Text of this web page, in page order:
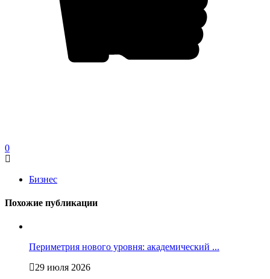
0
Бизнес
Похожие публикации
Периметрия нового уровня: академический ...
29 июля 2026